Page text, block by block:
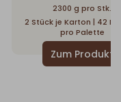
2300 g pro Stk.
2 Stück je Karton | 42
pro Palette